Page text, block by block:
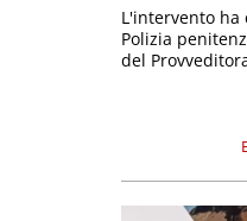
L'intervento
Polizia
del